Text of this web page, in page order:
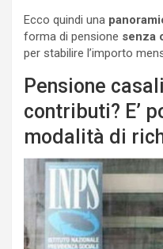
Ecco quindi una
forma di pensione senza
per stabilire l’importo
Pensione
contributi? E’
modalità di